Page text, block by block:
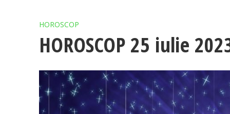
HOROSCOP
HOROSCOP 25 iulie